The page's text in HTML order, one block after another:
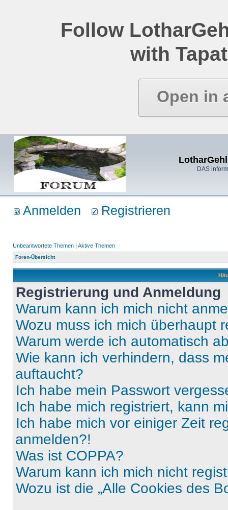
Follow
with
Open in
DAS
Anmelden Registrieren
Unbeantwortete Themen | Aktive Themen
Foren-Übersicht
Registrierung und Anmeldung
Warum kann ich mich nicht
Wozu muss ich mich überhaupt
Warum werde ich automatisch
Wie kann ich verhindern, dass
auftaucht?
Ich habe mein Passwort
Ich habe mich registriert, kann
Ich habe mich vor einiger Zeit
anmelden?!
Was ist COPPA?
Warum kann ich mich nicht
Wozu ist die „Alle Cookies des